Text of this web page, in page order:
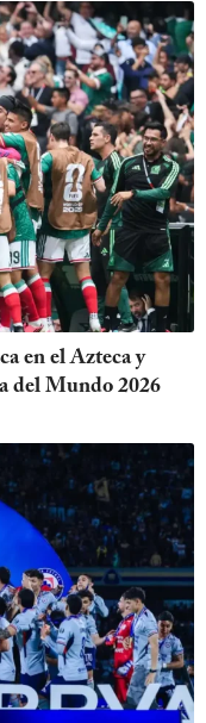
en el Azteca y
del Mundo 2026